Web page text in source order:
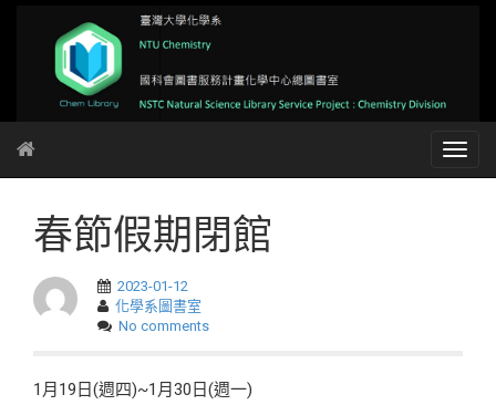
春節假期閉館
2023-01-12
化學系圖書室
No comments
1月19日(週四)~1月30日(週一)